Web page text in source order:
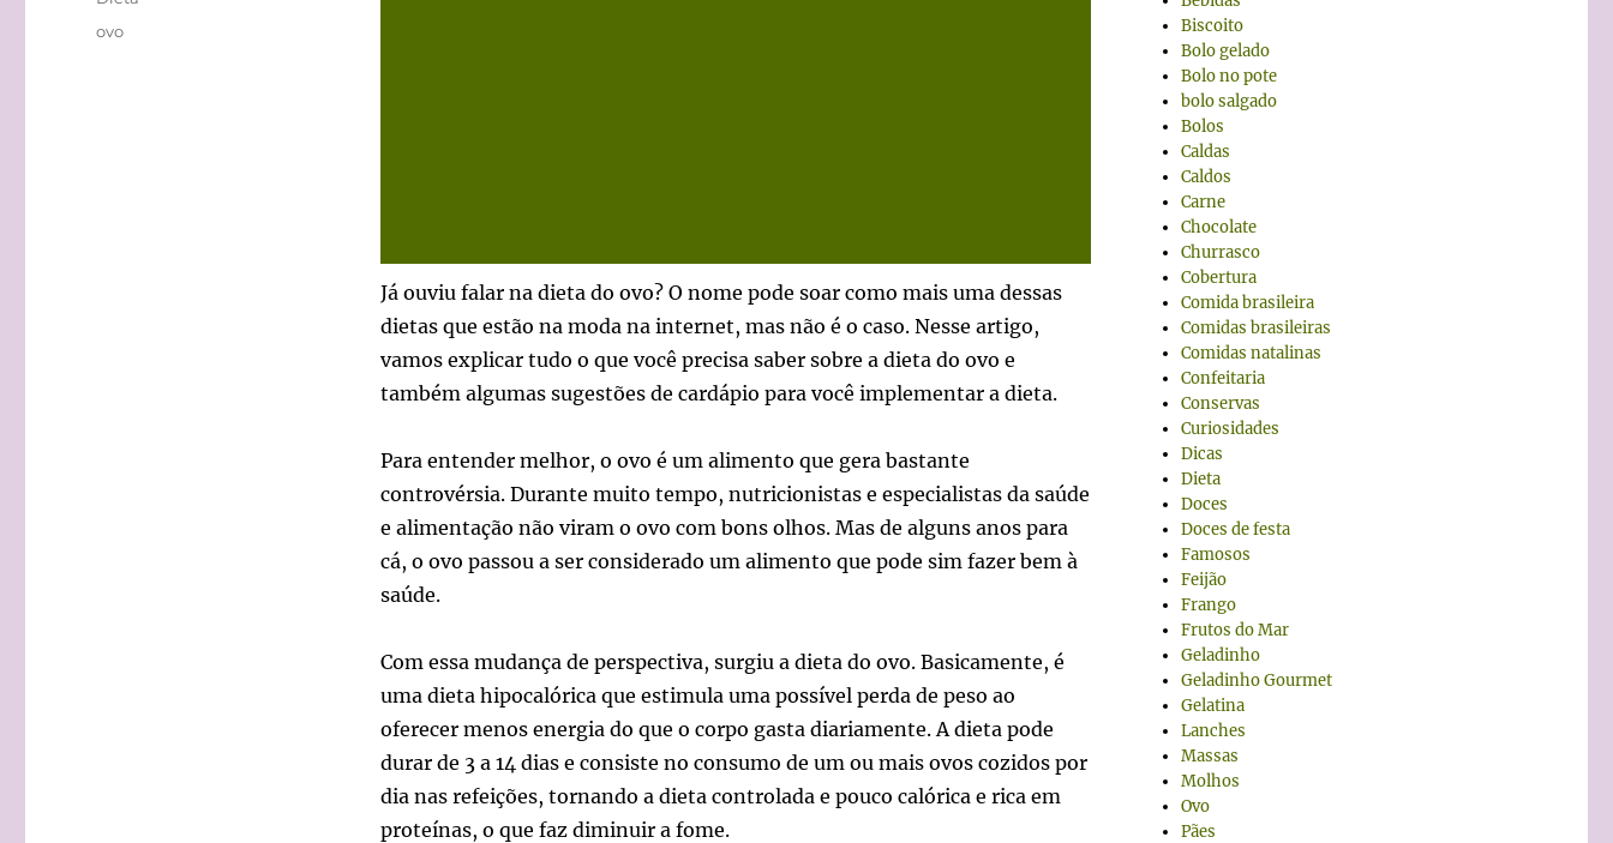
Já ouviu falar na dieta do ovo? O nome pode soar como mais uma dessas
dietas que estão na moda na internet, mas não é o caso. Nesse artigo,
vamos explicar tudo o que você precisa saber sobre a dieta do ovo e
também algumas sugestões de cardápio para você implementar a dieta.
Para entender melhor, o ovo é um alimento que gera bastante
controvérsia. Durante muito tempo, nutricionistas e especialistas da saúde
e alimentação não viram o ovo com bons olhos. Mas de alguns anos para
cá, o ovo passou a ser considerado um alimento que pode sim fazer bem à
saúde.
Com essa mudança de perspectiva, surgiu a dieta do ovo. Basicamente, é
uma dieta hipocalórica que estimula uma possível perda de peso ao
oferecer menos energia do que o corpo gasta diariamente. A dieta pode
durar de 3 a 14 dias e consiste no consumo de um ou mais ovos cozidos por
dia nas refeições, tornando a dieta controlada e pouco calórica e rica em
proteínas, o que faz diminuir a fome.
Tags
ovo
Biscoito
Bolo gelado
Bolo no pote
bolo salgado
Bolos
Caldas
Caldos
Carne
Chocolate
Churrasco
Cobertura
Comida brasileira
Comidas brasileiras
Comidas natalinas
Confeitaria
Conservas
Curiosidades
Dicas
Dieta
Doces
Doces de festa
Famosos
Feijão
Frango
Frutos do Mar
Geladinho
Geladinho Gourmet
Gelatina
Lanches
Massas
Molhos
Ovo
Pães